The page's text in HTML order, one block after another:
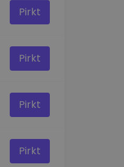
Pirkt
Pirkt
Pirkt
Pirkt